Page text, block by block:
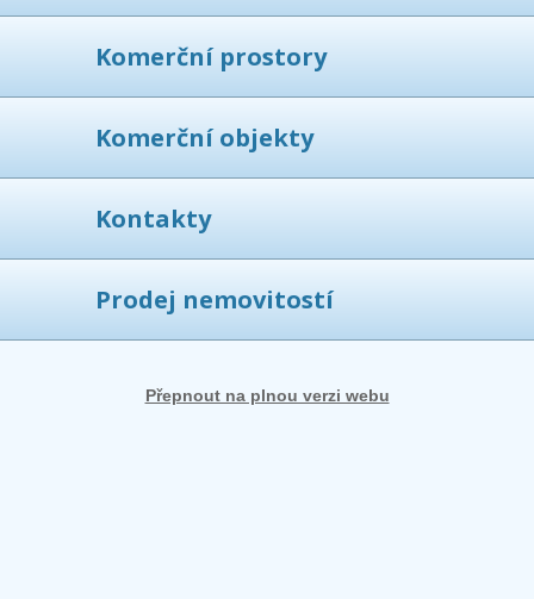
Komerční prostory
Komerční objekty
Kontakty
Prodej nemovitostí
Přepnout na plnou verzi webu